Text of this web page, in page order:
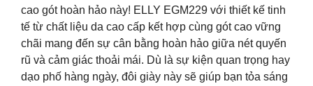
cao gót hoàn hảo này! ELLY EGM229 với thiết kế tinh
tế từ chất liệu da cao cấp kết hợp cùng gót cao vững
chãi mang đến sự cân bằng hoàn hảo giữa nét quyến
rũ và cảm giác thoải mái. Dù là sự kiện quan trọng hay
dạo phố hàng ngày, đôi giày này sẽ giúp bạn tỏa sáng